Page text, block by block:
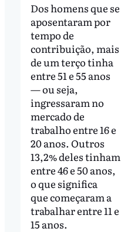
Dos homens que se
aposentaram por
tempo de
contribuição, mais
de um terço tinha
entre 51 e 55 anos
— ou seja,
ingressaram no
mercado de
trabalho entre 16 e
20 anos. Outros
13,2% deles tinham
entre 46 e 50 anos,
o que significa
que começaram a
trabalhar entre 11 e
15 anos.